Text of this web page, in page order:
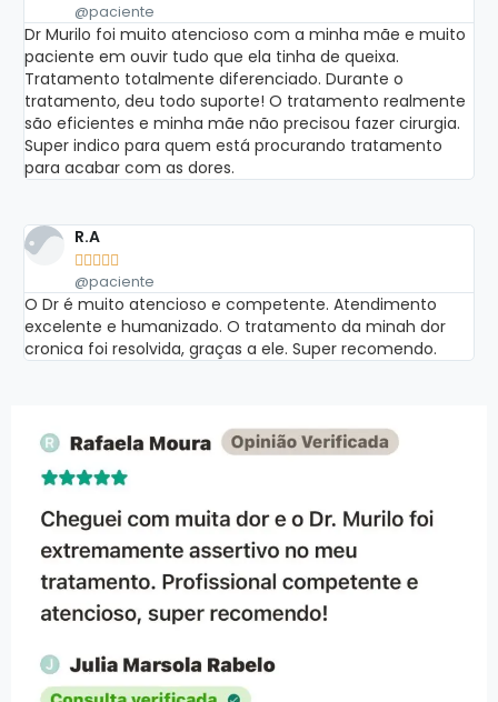
@paciente
Dr Murilo foi muito atencioso com a minha mãe e muito
paciente em ouvir tudo que ela tinha de queixa.
Tratamento totalmente diferenciado. Durante o
tratamento, deu todo suporte! O tratamento realmente
são eficientes e minha mãe não precisou fazer cirurgia.
Super indico para quem está procurando tratamento
para acabar com as dores.
R.A
    
@paciente
O Dr é muito atencioso e competente. Atendimento
excelente e humanizado. O tratamento da minah dor
cronica foi resolvida, graças a ele. Super recomendo.